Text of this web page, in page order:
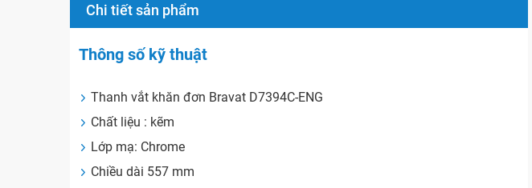
Chi tiết sản phẩm
Thông số kỹ thuật
Thanh vắt khăn đơn Bravat D7394C-ENG
Chất liệu : kẽm
Lớp mạ: Chrome
Chiều dài 557 mm